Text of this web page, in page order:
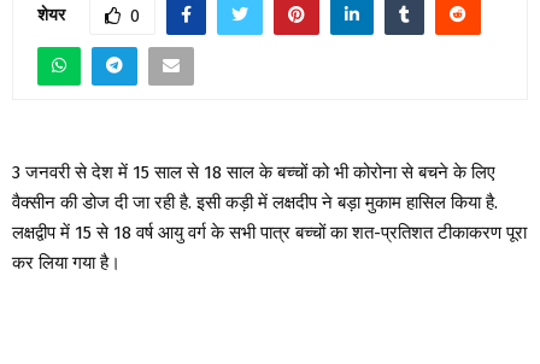
शेयर 0
3 जनवरी से देश में 15 साल से 18 साल के बच्चों को भी कोरोना से बचने के लिए
वैक्सीन की डोज दी जा रही है. इसी कड़ी में लक्षदीप ने बड़ा मुकाम हासिल किया है.
लक्षद्वीप में 15 से 18 वर्ष आयु वर्ग के सभी पात्र बच्चों का शत-प्रतिशत टीकाकरण पूरा
कर लिया गया है।